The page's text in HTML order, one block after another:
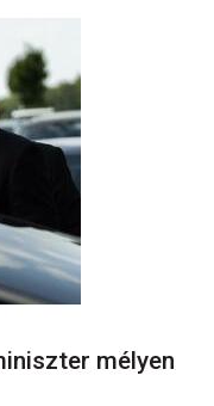
mélyen